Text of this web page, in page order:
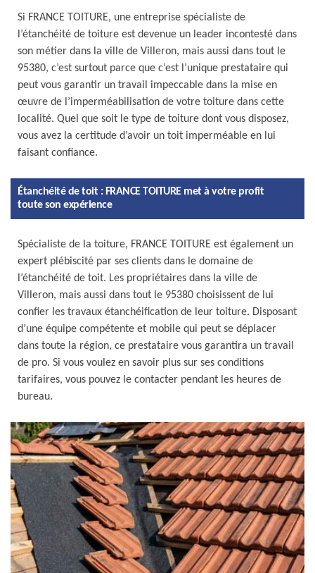
Si FRANCE TOITURE, une entreprise spécialiste de
l’étanchéité de toiture est devenue un leader incontesté dans
son métier dans la ville de Villeron, mais aussi dans tout le
95380, c’est surtout parce que c’est l’unique prestataire qui
peut vous garantir un travail impeccable dans la mise en
œuvre de l’imperméabilisation de votre toiture dans cette
localité. Quel que soit le type de toiture dont vous disposez,
vous avez la certitude d’avoir un toit imperméable en lui
faisant confiance.
Étanchéité de toit : FRANCE TOITURE met à votre profit
toute son expérience
Spécialiste de la toiture, FRANCE TOITURE est également un
expert plébiscité par ses clients dans le domaine de
l’étanchéité de toit. Les propriétaires dans la ville de
Villeron, mais aussi dans tout le 95380 choisissent de lui
confier les travaux étanchéification de leur toiture. Disposant
d’une équipe compétente et mobile qui peut se déplacer
dans toute la région, ce prestataire vous garantira un travail
de pro. Si vous voulez en savoir plus sur ses conditions
tarifaires, vous pouvez le contacter pendant les heures de
bureau.